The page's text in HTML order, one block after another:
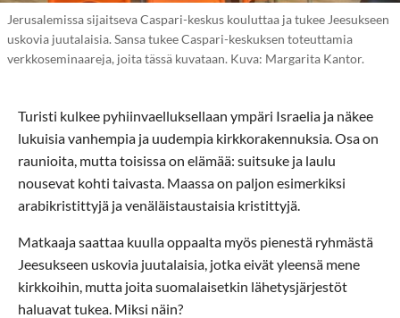
Jerusalemissa sijaitseva Caspari-keskus kouluttaa ja tukee Jeesukseen
uskovia juutalaisia. Sansa tukee Caspari-keskuksen toteuttamia
verkkoseminaareja, joita tässä kuvataan. Kuva: Margarita Kantor.
Turisti kulkee pyhiinvaelluksellaan ympäri Israelia ja näkee
lukuisia vanhempia ja uudempia kirkkorakennuksia. Osa on
raunioita, mutta toisissa on elämää: suitsuke ja laulu
nousevat kohti taivasta. Maassa on paljon esimerkiksi
arabikristittyjä ja venäläistaustaisia kristittyjä.
Matkaaja saattaa kuulla oppaalta myös pienestä ryhmästä
Jeesukseen uskovia juutalaisia, jotka eivät yleensä mene
kirkkoihin, mutta joita suomalaisetkin lähetysjärjestöt
haluavat tukea. Miksi näin?